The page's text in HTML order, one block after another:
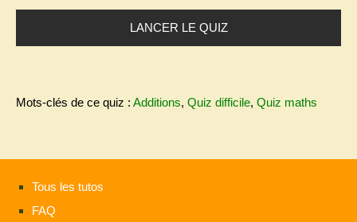
LANCER LE QUIZ
Mots-clés de ce quiz : Additions, Quiz difficile, Quiz maths
Tous les tutos
FAQ